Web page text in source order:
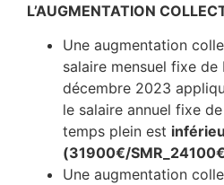
L’AUGMENTATION
Une augmentation
salaire mensuel fixe de
décembre 2023
le salaire annuel fixe
temps plein est
(31900€/
Une augmentation